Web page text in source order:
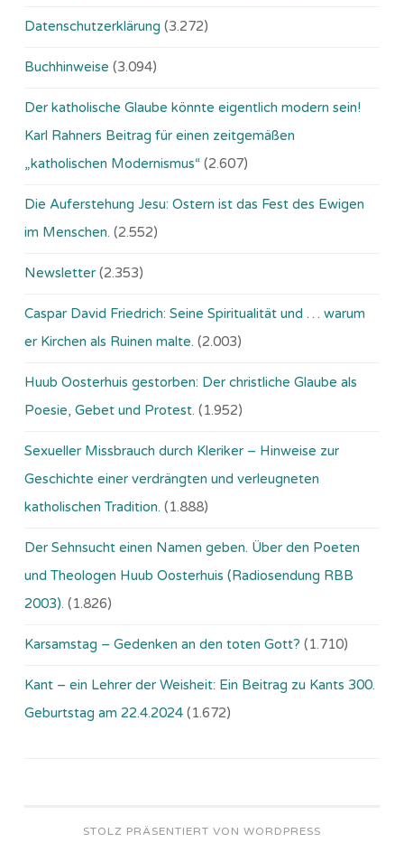
Datenschutzerklärung (3.272)
Buchhinweise (3.094)
Der katholische Glaube könnte eigentlich modern sein!
Karl Rahners Beitrag für einen zeitgemäßen
„katholischen Modernismus“ (2.607)
Die Auferstehung Jesu: Ostern ist das Fest des Ewigen
im Menschen. (2.552)
Newsletter (2.353)
Caspar David Friedrich: Seine Spiritualität und … warum
er Kirchen als Ruinen malte. (2.003)
Huub Oosterhuis gestorben: Der christliche Glaube als
Poesie, Gebet und Protest. (1.952)
Sexueller Missbrauch durch Kleriker – Hinweise zur
Geschichte einer verdrängten und verleugneten
katholischen Tradition. (1.888)
Der Sehnsucht einen Namen geben. Über den Poeten
und Theologen Huub Oosterhuis (Ra­dio­sen­dung RBB
2003). (1.826)
Karsamstag – Gedenken an den toten Gott? (1.710)
Kant – ein Lehrer der Weisheit: Ein Beitrag zu Kants 300.
Geburtstag am 22.4.2024 (1.672)
STOLZ PRÄSENTIERT VON WORDPRESS